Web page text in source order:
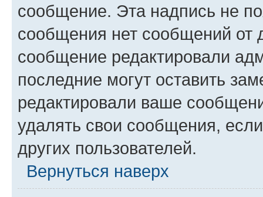
сообщение. Эта надпись не
сообщения нет сообщений от
сообщение редактировали
последние могут оставить
редактировали ваше
удалять свои сообщения,
других пользователей.
Вернуться наверх